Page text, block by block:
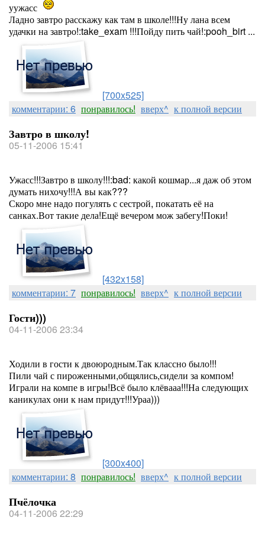
уужасс
Ладно завтро расскажу как там в школе!!!Ну лана всем
удачки на завтро!:take_exam !!!Пойду пить чай!:pooh_birt ...
[700x525]
комментарии: 6 понравилось! вверх^ к полной версии
Завтро в школу!
05-11-2006 15:41
Ужасс!!!Завтро в школу!!!:bad: какой кошмар...я даж об этом
думать нихочу!!!А вы как???
Скоро мне надо погулять с сестрой, покатать её на
санках.Вот такие дела!Ещё вечером мож забегу!Поки!
[432x158]
комментарии: 7 понравилось! вверх^ к полной версии
Гости)))
04-11-2006 23:34
Ходили в гости к двоюродным.Так классно было!!!
Пили чай с пироженными,общялись,сидели за компом!
Играли на компе в игры!Всё было клёвааа!!!На следующих
каникулах они к нам придут!!!Ураа)))
[300x400]
комментарии: 8 понравилось! вверх^ к полной версии
Пчёлочка
04-11-2006 22:29